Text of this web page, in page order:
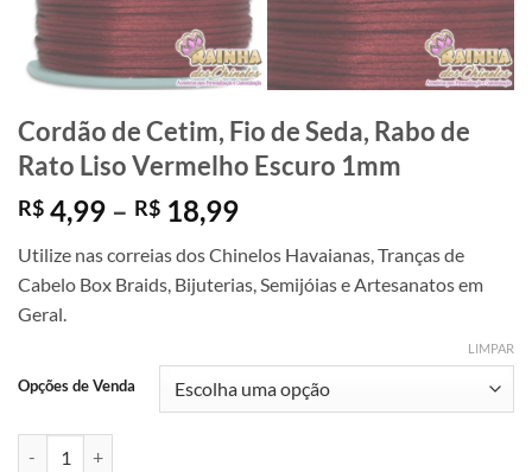
Cordão de Cetim, Fio de Seda, Rabo de
Rato Liso Vermelho Escuro 1mm
R$ 4,99 – R$ 18,99Faixa
preço:
R$ 4,99
Utilize nas correias dos Chinelos Havaianas, Tranças de
Cabelo Box Braids, Bijuterias, Semijóias e Artesanatos em
Geral.
Opções de Venda
LIMPAR